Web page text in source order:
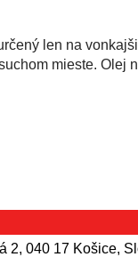
len na
mieste. Olej
2, 040 17 Košice,